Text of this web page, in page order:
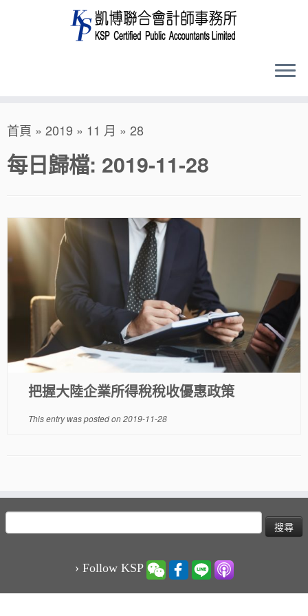
to
content
首頁 » 2019 » 11 月 » 28
每日歸檔: 2019-11-28
把握大陸企業所得稅稅收優惠政策
This entry was posted on2019-11-28
尋
› Follow KSP